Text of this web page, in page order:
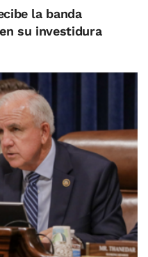
la banda
su investidura